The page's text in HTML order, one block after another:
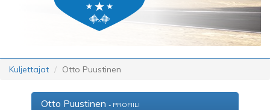
Kuljettajat Otto Puustinen
Otto Puustinen - PROFIILI